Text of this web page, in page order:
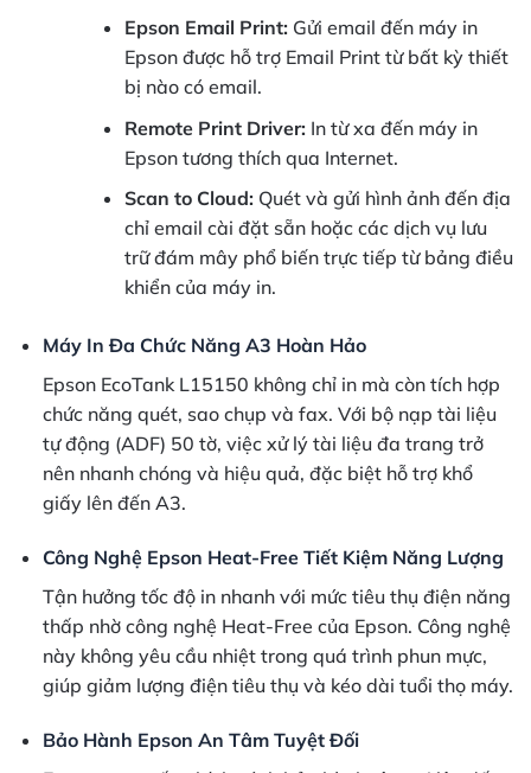
Epson Email Print:Gửi email đến máy in
Epson được hỗ trợ Email Print từ bất kỳ thiết
bị nào có email.
Remote Print Driver:In từ xa đến máy in
Epson tương thích qua Internet.
Scan to Cloud:Quét và gửi hình ảnh đến địa
chỉ email cài đặt sẵn hoặc các dịch vụ lưu
trữ đám mây phổ biến trực tiếp từ bảng điều
khiển của máy in.
Máy In Đa Chức Năng A3 Hoàn Hảo
Epson EcoTank L15150 không chỉ in mà còn tích hợp
chức năng quét, sao chụp và fax. Với bộ nạp tài liệu
tự động (ADF) 50 tờ, việc xử lý tài liệu đa trang trở
nên nhanh chóng và hiệu quả, đặc biệt hỗ trợ khổ
giấy lên đến A3.
Công Nghệ Epson Heat-Free Tiết Kiệm Năng Lượng
Tận hưởng tốc độ in nhanh với mức tiêu thụ điện năng
thấp nhờ công nghệ Heat-Free của Epson. Công nghệ
này không yêu cầu nhiệt trong quá trình phun mực,
giúp giảm lượng điện tiêu thụ và kéo dài tuổi thọ máy.
Bảo Hành Epson An Tâm Tuyệt Đối